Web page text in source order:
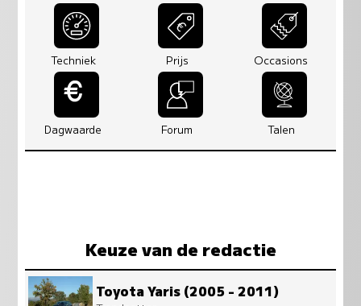
Techniek Prijs Occasions
Dagwaarde Forum Talen
Keuze van de redactie
Toyota Yaris (2005 - 2011)